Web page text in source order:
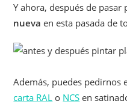
Y ahora, después de
nueva en esta pasada de
Además, puedes pedirnos
carta RAL o NCS en